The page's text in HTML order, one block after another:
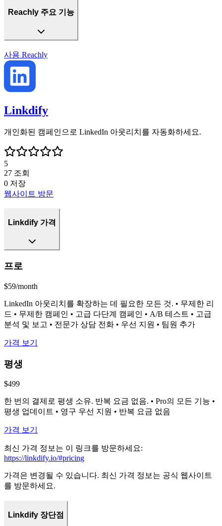
Reachly 주요 기능
사용 Reachly
Linkdify
개인화된 캠페인으로 LinkedIn 아웃리치를 자동화하세요.
5
27 조회
0 저장
웹사이트 방문
Linkdify 가격
프로
$59/month
LinkedIn 아웃리치를 확장하는 데 필요한 모든 것. • 무제한 리
드 • 무제한 캠페인 • 고급 다단계 캠페인 • A/B 테스트 • 고급
분석 및 보고 • 전문가 상담 전화 • 우선 지원 • 팀원 추가
가격 보기
평생
$499
한 번의 결제로 평생 소유. 반복 요금 없음. • Pro의 모든 기능 •
평생 업데이트 • 영구 우선 지원 • 반복 요금 없음
가격 보기
최신 가격 정보는 이 링크를 방문하세요:
https://linkdify.io/#pricing
가격은 변경될 수 있습니다. 최신 가격 정보는 공식 웹사이트
를 방문하세요.
Linkdify 장단점